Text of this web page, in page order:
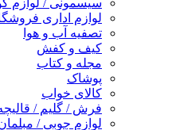
سیسمونی / لوازم
لوازم اداری
تصفیه آب و هوا
کیف و کفش
مجله و کتاب
پوشاک
کالای خواب
فرش / گلیم /
لوازم چوبی /